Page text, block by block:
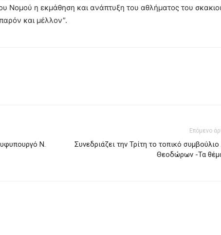
Νομού η εκμάθηση και ανάπτυξη του αθλήματος του
και μέλλον”.
Ν.
Επόμενο
Συνεδριάζει την Τρίτη το τοπικό συμβούλιο
Θεοδώρων -Τα